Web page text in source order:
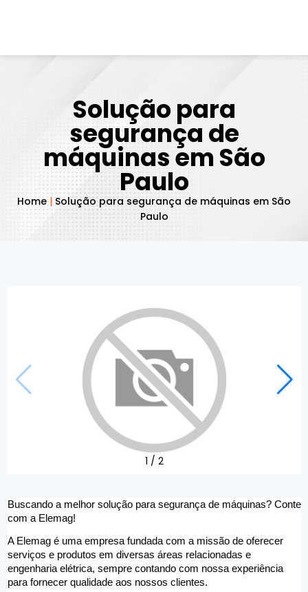
Solução para
segurança de
máquinas em São
Paulo
Home| Solução para segurança de máquinas em São
Paulo
1 / 2
Buscando a melhor solução para segurança de máquinas? Conte
com a Elemag!
A Elemag é uma empresa fundada com a missão de oferecer
serviços e produtos em diversas áreas relacionadas e
engenharia elétrica, sempre contando com nossa experiência
para fornecer qualidade aos nossos clientes.